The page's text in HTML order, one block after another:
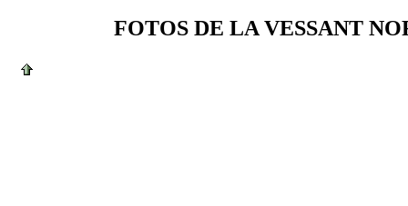
FOTOS DE LA VESSANT